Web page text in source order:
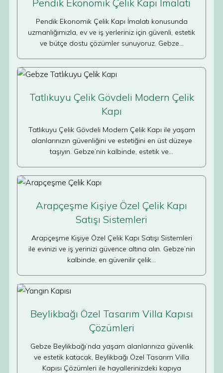
Pendik Ekonomik Çelik Kapı İmalatı
Pendik Ekonomik Çelik Kapı İmalatı konusunda
uzmanlığımızla, ev ve iş yerleriniz için güvenli, estetik
ve bütçe dostu çözümler sunuyoruz. Gebze…
Tatlıkuyu Çelik Gövdeli Modern Çelik
Kapı
Tatlıkuyu Çelik Gövdeli Modern Çelik Kapı ile yaşam
alanlarınızın güvenliğini ve estetiğini en üst düzeye
taşıyın. Gebze’nin kalbinde, estetik ve…
Arapçeşme Kişiye Özel Çelik Kapı
Satışı Sistemleri
Arapçeşme Kişiye Özel Çelik Kapı Satışı Sistemleri
ile evinizi ve iş yerinizi güvence altına alın. Gebze’nin
kalbinde, en güvenilir çelik…
Beylikbağı Özel Tasarım Villa Kapısı
Çözümleri
Gebze Beylikbağı’nda yaşam alanlarınıza güvenlik
ve estetik katacak, Beylikbağı Özel Tasarım Villa
Kapısı Çözümleri ile hayallerinizdeki kapıya